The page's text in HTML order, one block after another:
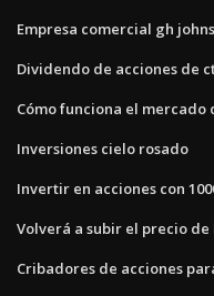
Empresa comercial gh
Dividendo de acciones de
Cómo funciona el mercado
Inversiones cielo rosado
Invertir en acciones con
Volverá a subir el precio
Cribadores de acciones